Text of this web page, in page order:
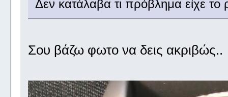
Δεν κατάλαβα τι πρόβλημα είχε το
Σου βάζω φωτο να δεις ακριβώς..